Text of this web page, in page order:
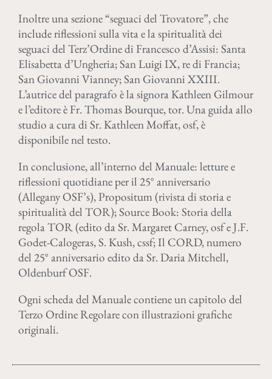
Inoltre una sezione “seguaci del Trovatore”, che
include riflessioni sulla vita e la spiritualità dei
seguaci del Terz’Ordine di Francesco d’Assisi: Santa
Elisabetta d’Ungheria; San Luigi IX, re di Francia;
San Giovanni Vianney; San Giovanni XXIII.
L’autrice del paragrafo è la signora Kathleen Gilmour
e l’editore è Fr. Thomas Bourque, tor. Una guida allo
studio a cura di Sr. Kathleen Moffat, osf, è
disponibile nel testo.
In conclusione, all’interno del Manuale: letture e
riflessioni quotidiane per il 25° anniversario
(Allegany OSF’s), Propositum (rivista di storia e
spiritualità del TOR); Source Book: Storia della
regola TOR (edito da Sr. Margaret Carney, osf e J.F.
Godet-Calogeras, S. Kush, cssf; Il CORD, numero
del 25° anniversario edito da Sr. Daria Mitchell,
Oldenburf OSF.
Ogni scheda del Manuale contiene un capitolo del
Terzo Ordine Regolare con illustrazioni grafiche
originali.